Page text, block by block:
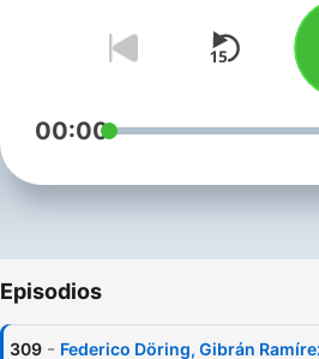
00:00
Episodios
309 - Federico Döring, Gibrán